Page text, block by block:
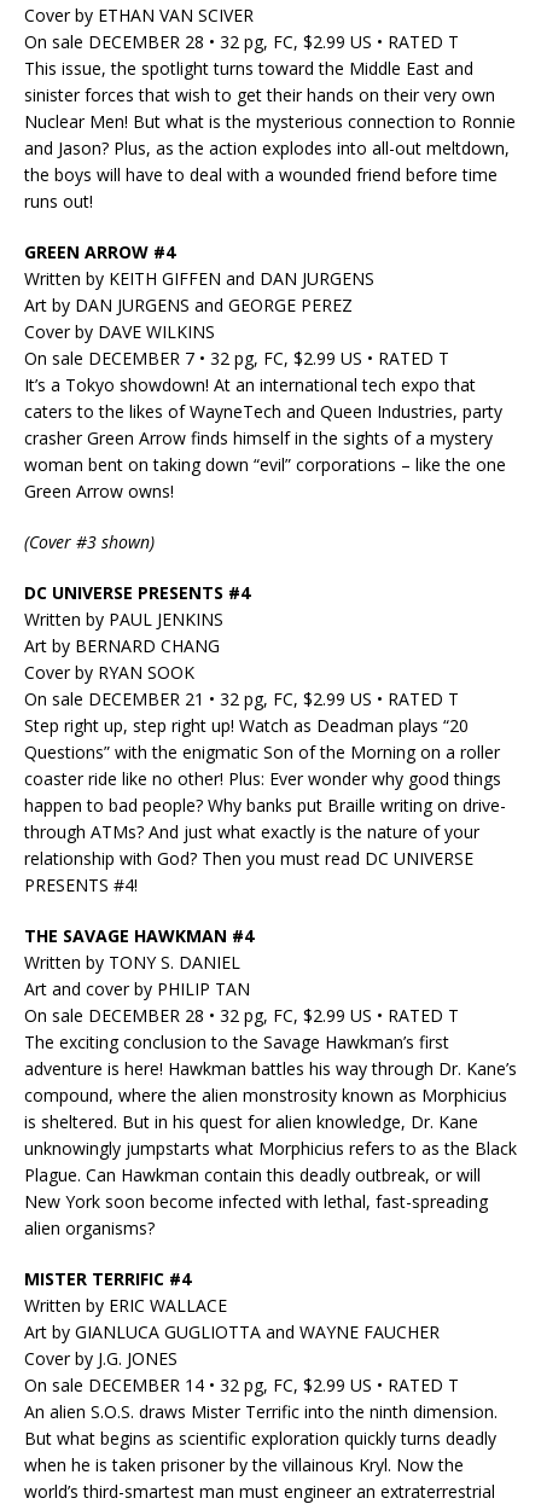
Cover by ETHAN VAN SCIVER
On sale DECEMBER 28 • 32 pg, FC, $2.99 US • RATED T
This issue, the spotlight turns toward the Middle East and
sinister forces that wish to get their hands on their very own
Nuclear Men! But what is the mysterious connection to Ronnie
and Jason? Plus, as the action explodes into all-out meltdown,
the boys will have to deal with a wounded friend before time
runs out!
GREEN ARROW #4
Written by KEITH GIFFEN and DAN JURGENS
Art by DAN JURGENS and GEORGE PEREZ
Cover by DAVE WILKINS
On sale DECEMBER 7 • 32 pg, FC, $2.99 US • RATED T
It’s a Tokyo showdown! At an international tech expo that
caters to the likes of WayneTech and Queen Industries, party
crasher Green Arrow finds himself in the sights of a mystery
woman bent on taking down “evil” corporations – like the one
Green Arrow owns!
(Cover #3 shown)
DC UNIVERSE PRESENTS #4
Written by PAUL JENKINS
Art by BERNARD CHANG
Cover by RYAN SOOK
On sale DECEMBER 21 • 32 pg, FC, $2.99 US • RATED T
Step right up, step right up! Watch as Deadman plays “20
Questions” with the enigmatic Son of the Morning on a roller
coaster ride like no other! Plus: Ever wonder why good things
happen to bad people? Why banks put Braille writing on drive-
through ATMs? And just what exactly is the nature of your
relationship with God? Then you must read DC UNIVERSE
PRESENTS #4!
THE SAVAGE HAWKMAN #4
Written by TONY S. DANIEL
Art and cover by PHILIP TAN
On sale DECEMBER 28 • 32 pg, FC, $2.99 US • RATED T
The exciting conclusion to the Savage Hawkman’s first
adventure is here! Hawkman battles his way through Dr. Kane’s
compound, where the alien monstrosity known as Morphicius
is sheltered. But in his quest for alien knowledge, Dr. Kane
unknowingly jumpstarts what Morphicius refers to as the Black
Plague. Can Hawkman contain this deadly outbreak, or will
New York soon become infected with lethal, fast-spreading
alien organisms?
MISTER TERRIFIC #4
Written by ERIC WALLACE
Art by GIANLUCA GUGLIOTTA and WAYNE FAUCHER
Cover by J.G. JONES
On sale DECEMBER 14 • 32 pg, FC, $2.99 US • RATED T
An alien S.O.S. draws Mister Terrific into the ninth dimension.
But what begins as scientific exploration quickly turns deadly
when he is taken prisoner by the villainous Kryl. Now the
world’s third-smartest man must engineer an extraterrestrial